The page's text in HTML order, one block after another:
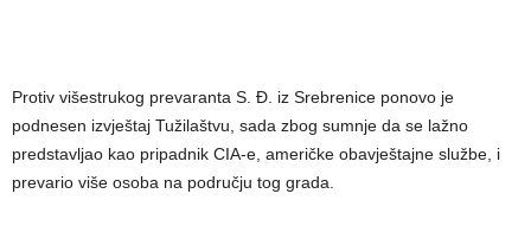
Protiv višestrukog prevaranta S. Đ. iz Srebrenice ponovo je
podnesen izvještaj Tužilaštvu, sada zbog sumnje da se lažno
predstavljao kao pripadnik CIA-e, američke obavještajne službe, i
prevario više osoba na području tog grada.